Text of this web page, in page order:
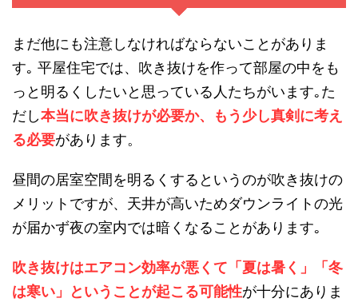
まだ他にも注意しなければならないことがありま
す｡ 平屋住宅では、吹き抜けを作って部屋の中をも
っと明るくしたいと思っている人たちがいます｡た
だし本当に吹き抜けが必要か、もう少し真剣に考え
る必要があります。
昼間の居室空間を明るくするというのが吹き抜けの
メリットですが、天井が高いためダウンライトの光
が届かず夜の室内では暗くなることがあります｡
吹き抜けはエアコン効率が悪くて「夏は暑く」「冬
は寒い」ということが起こる可能性が十分にありま